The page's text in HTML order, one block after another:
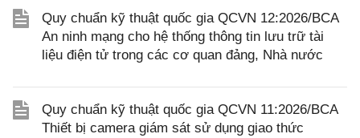
Quy chuẩn kỹ thuật quốc gia QCVN 12:2026/BCA
An ninh mạng cho hệ thống thông tin lưu trữ tài
liệu điện tử trong các cơ quan đảng, Nhà nước
Quy chuẩn kỹ thuật quốc gia QCVN 11:2026/BCA
Thiết bị camera giám sát sử dụng giao thức